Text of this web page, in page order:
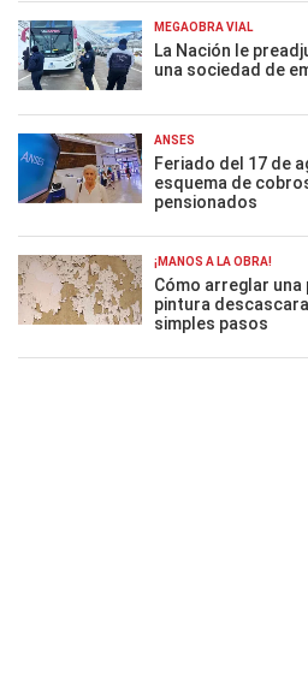
MEGAOBRA VIAL
La Nación le
una sociedad de
ANSES
Feriado del 17 de
esquema de
pensionados
¡MANOS A LA OBRA!
Cómo arreglar una
pintura
simples pasos